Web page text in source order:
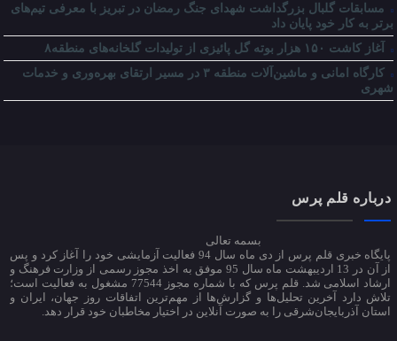
مسابقات گلبال بزرگداشت شهدای جنگ رمضان در تبریز با معرفی تیم‌های
برتر به کار خود پایان داد
آغاز کاشت ۱۵۰ هزار بوته گل پائیزی از تولیدات گلخانه‌های منطقه۸
کارگاه امانی و ماشین‌آلات منطقه ۳ در مسیر ارتقای بهره‌وری و خدمات
شهری
درباره قلم پرس
بسمه تعالی
پایگاه خبری قلم پرس از دی ماه سال 94 فعالیت آزمایشی خود را آغاز کرد و پس
از آن در 13 اردیبهشت ماه سال 95 موفق به اخذ مجوز رسمی از وزارت فرهنگ و
ارشاد اسلامی شد. قلم پرس که با شماره مجوز 77544 مشغول به فعالیت است؛
تلاش دارد آخرین تحلیل‌ها و گزارش‌ها از مهم‌ترین اتفاقات روز جهان، ایران و
استان آذربایجان‌شرقی را به صورت آنلاین در اختیار مخاطبان خود قرار دهد.